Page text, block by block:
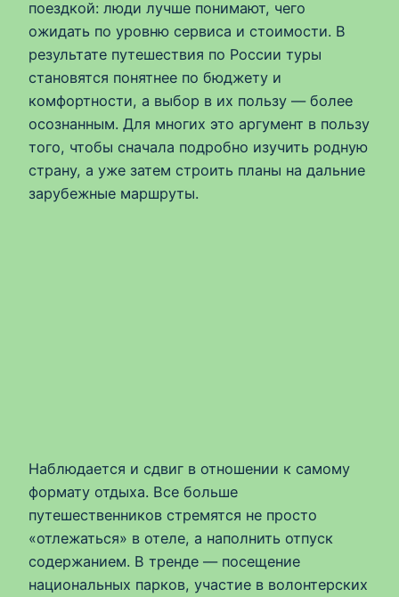
поездкой: люди лучше понимают, чего
ожидать по уровню сервиса и стоимости. В
результате путешествия по России туры
становятся понятнее по бюджету и
комфортности, а выбор в их пользу — более
осознанным. Для многих это аргумент в пользу
того, чтобы сначала подробно изучить родную
страну, а уже затем строить планы на дальние
зарубежные маршруты.
Наблюдается и сдвиг в отношении к самому
формату отдыха. Все больше
путешественников стремятся не просто
«отлежаться» в отеле, а наполнить отпуск
содержанием. В тренде — посещение
национальных парков, участие в волонтерских